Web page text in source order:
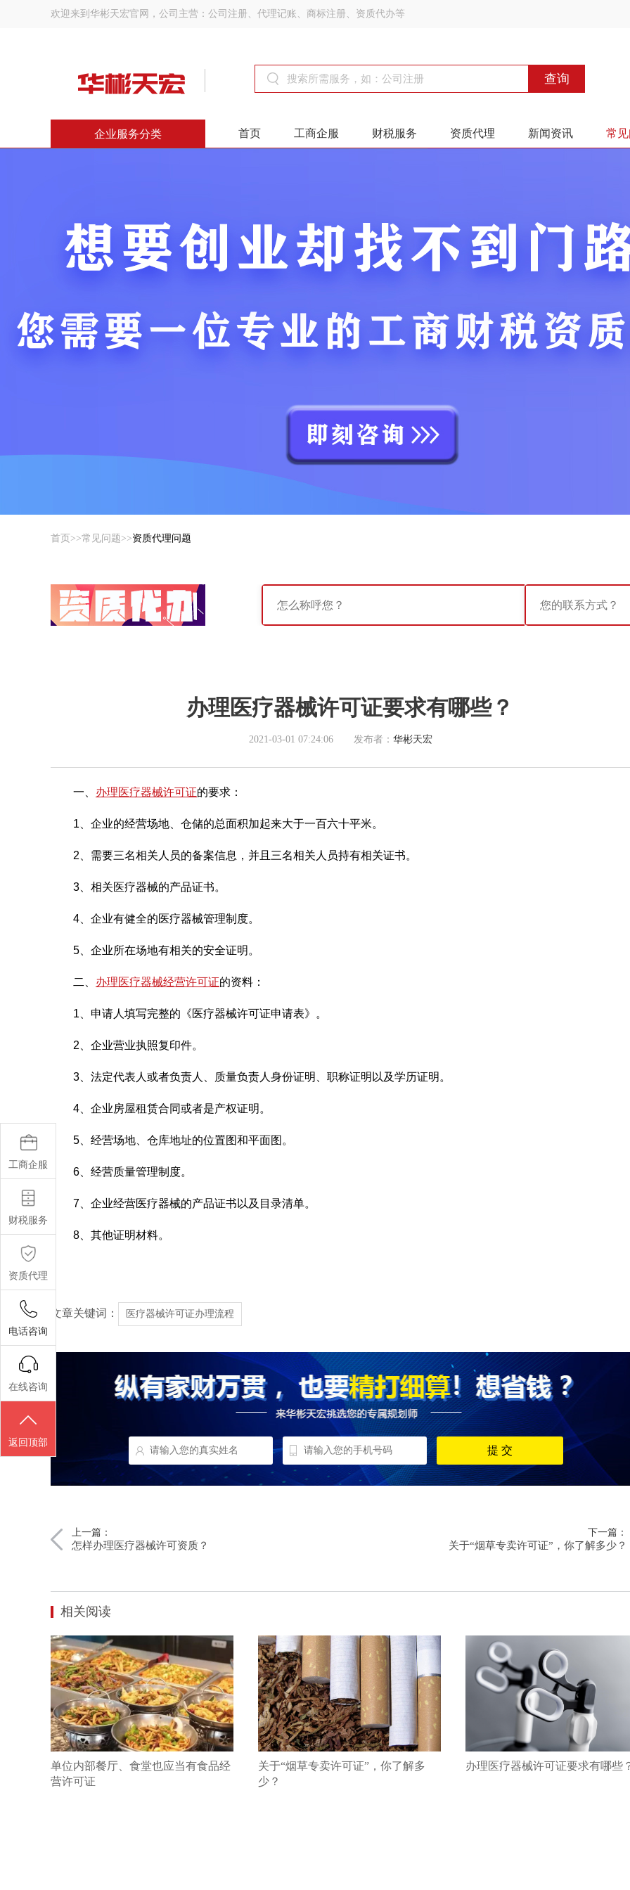
欢迎来到华彬天宏官网，公司主营：公司注册、代理记账、商标注册、资质代办等
查询
企业服务分类 首页 工商企服 财税服务 资质代理 新闻资讯 常
首页 >>常见问题>>资质代理问题
办理医疗器械许可证要求有哪些？
2021-03-01 07:24:06 发布者： 华彬天宏
一、 办理医疗器械许可证的要求：
1、企业的经营场地、仓储的总面积加起来大于一百六十平米。
2、需要三名相关人员的备案信息，并且三名相关人员持有相关证书。
3、相关医疗器械的产品证书。
4、企业有健全的医疗器械管理制度。
5、企业所在场地有相关的安全证明。
二、 办理医疗器械经营许可证的资料：
1、申请人填写完整的《医疗器械许可证申请表》。
2、企业营业执照复印件。
3、法定代表人或者负责人、质量负责人身份证明、职称证明以及学历证明。
4、企业房屋租赁合同或者是产权证明。
5、经营场地、仓库地址的位置图和平面图。
6、经营质量管理制度。
7、企业经营医疗器械的产品证书以及目录清单。
8、其他证明材料。
文章关键词： 医疗器械许可证办理流程
上一篇：
怎样办理医疗器械许可资质？
下一篇：
关于“烟草专卖许可证”，你了解多少？
相关阅读
单位内部餐厅、食堂也应当有食品经
营许可证
关于“烟草专卖许可证”，你了解多
少？
办理医疗器械许可证要求有哪些
工商企服
财税服务
资质代理
电话咨询
在线咨询
返回顶部